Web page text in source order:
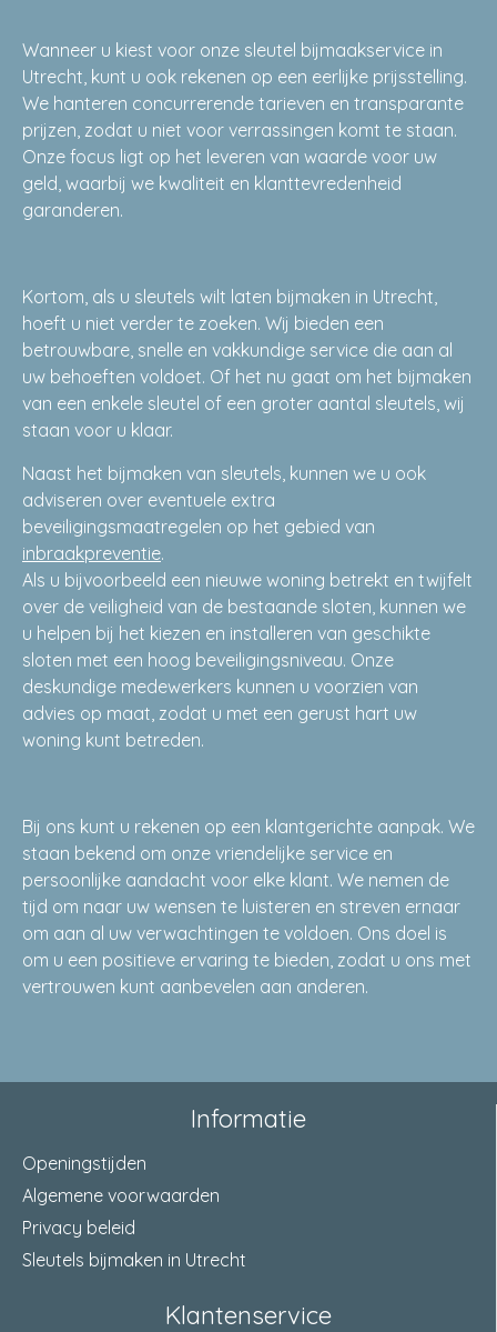
Wanneer u kiest voor onze sleutel bijmaakservice in
Utrecht, kunt u ook rekenen op een eerlijke prijsstelling.
We hanteren concurrerende tarieven en transparante
prijzen, zodat u niet voor verrassingen komt te staan.
Onze focus ligt op het leveren van waarde voor uw
geld, waarbij we kwaliteit en klanttevredenheid
garanderen.
Kortom, als u sleutels wilt laten bijmaken in Utrecht,
hoeft u niet verder te zoeken. Wij bieden een
betrouwbare, snelle en vakkundige service die aan al
uw behoeften voldoet. Of het nu gaat om het bijmaken
van een enkele sleutel of een groter aantal sleutels, wij
staan voor u klaar.
Naast het bijmaken van sleutels, kunnen we u ook
adviseren over eventuele extra
beveiligingsmaatregelen op het gebied van
inbraakpreventie.
Als u bijvoorbeeld een nieuwe woning betrekt en twijfelt
over de veiligheid van de bestaande sloten, kunnen we
u helpen bij het kiezen en installeren van geschikte
sloten met een hoog beveiligingsniveau. Onze
deskundige medewerkers kunnen u voorzien van
advies op maat, zodat u met een gerust hart uw
woning kunt betreden.
Bij ons kunt u rekenen op een klantgerichte aanpak. We
staan bekend om onze vriendelijke service en
persoonlijke aandacht voor elke klant. We nemen de
tijd om naar uw wensen te luisteren en streven ernaar
om aan al uw verwachtingen te voldoen. Ons doel is
om u een positieve ervaring te bieden, zodat u ons met
vertrouwen kunt aanbevelen aan anderen.
Informatie
Openingstijden
Algemene voorwaarden
Privacy beleid
Sleutels bijmaken in Utrecht
Klantenservice